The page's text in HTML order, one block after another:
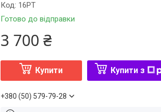
Готово до відправки
Код: 16PT
3 700 ₴
Купити Купити з
+380 (50) 579-79-28